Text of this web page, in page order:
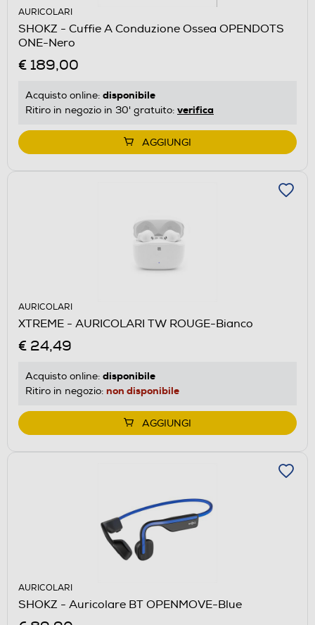
AURICOLARI
SHOKZ - Cuffie A Conduzione Ossea OPENDOTS
ONE-Nero
€ 189,00
Acquisto online: disponibile
Ritiro in negozio in 30' gratuito: verifica
AGGIUNGI
AURICOLARI
XTREME - AURICOLARI TW ROUGE-Bianco
€ 24,49
Acquisto online: disponibile
Ritiro in negozio: non disponibile
AGGIUNGI
AURICOLARI
SHOKZ - Auricolare BT OPENMOVE-Blue